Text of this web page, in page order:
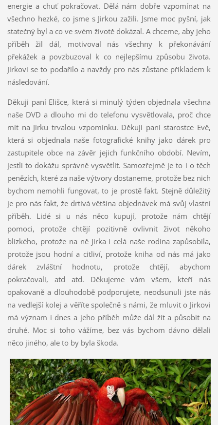
energie a chuť pokračovat. Dělá nám dobře vzpomínat na
všechno hezké, co jsme s Jirkou zažili. Jsme moc pyšní, jak
statečný byl a co ve svém životě dokázal. A chceme, aby jeho
příběh žil dál, motivoval nás všechny k překonávání
překážek a povzbuzoval k co nejlepšímu způsobu života.
Jirkovi se to podařilo a navždy pro nás zůstane příkladem k
následování.
Děkuji paní Elišce, která si minulý týden objednala všechna
naše DVD a dlouho mi do telefonu vysvětlovala, proč chce
mít na Jirku trvalou vzpomínku. Děkuji paní starostce Evě,
která si objednala naše fotografické knihy jako dárek pro
zastupitele obce na závěr jejich funkčního období. Nevím,
jestli to dokážu správně vysvětlit. Samozřejmě je to i o těch
penězích, které za naše výtvory dostaneme, protože bez nich
bychom nemohli fungovat, to je prostě fakt. Stejně důležitý
je pro nás fakt, že drtivá většina objednávek má svůj vlastní
příběh. Lidé si u nás něco kupují, protože nám chtějí
pomoci, protože chtějí pozitivně ovlivnit život někoho
blízkého, protože na ně Jirka i celá naše rodina zapůsobila,
protože jsou hodní a citliví, protože kniha od nás má jako
dárek zvláštní hodnotu, protože chtějí, abychom
pokračovali, atd atd. Děkujeme vám všem, kteří nás
opakovaně a dlouhodobě podporujete, neodsunuli jste nás
na vedlejší kolej a věříte společně s námi, že mluvit o Jirkovi
má význam i dnes a jeho příběh může dál žít a působit na
druhé. Moc si toho vážíme, bez vás bychom dávno dělali
něco jiného, ale to by byla škoda.